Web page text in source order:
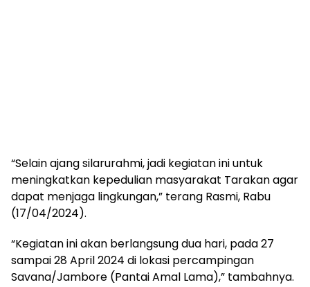
“Selain ajang silarurahmi, jadi kegiatan ini untuk
meningkatkan kepedulian masyarakat Tarakan agar
dapat menjaga lingkungan,” terang Rasmi, Rabu
(17/04/2024).
“Kegiatan ini akan berlangsung dua hari, pada 27
sampai 28 April 2024 di lokasi percampingan
Savana/Jambore (Pantai Amal Lama),” tambahnya.